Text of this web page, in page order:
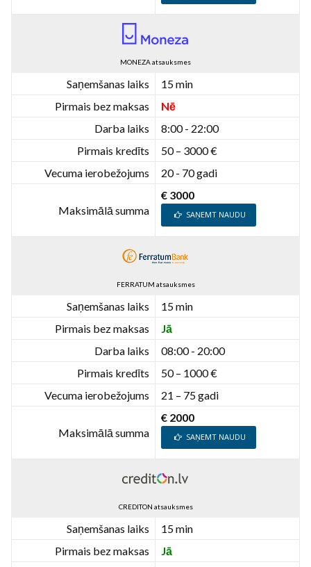
MONEZA atsauksmes
Saņemšanas laiks
15 min
Pirmais bez maksas
Nē
Darba laiks
8:00 - 22:00
Pirmais kredīts
50 – 3000 €
Vecuma ierobežojums
20 - 70 gadi
Maksimālā summa
€ 3000
SAŅEMT NAUDU
FERRATUM atsauksmes
Saņemšanas laiks
15 min
Pirmais bez maksas
Jā
Darba laiks
08:00 - 20:00
Pirmais kredīts
50 – 1000 €
Vecuma ierobežojums
21 – 75 gadi
Maksimālā summa
€ 2000
SAŅEMT NAUDU
CREDITON atsauksmes
Saņemšanas laiks
15 min
Pirmais bez maksas
Jā